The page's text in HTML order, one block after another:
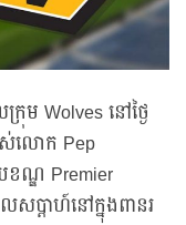
រុម Wolves នៅថ្ងៃ
ស់លោក Pep
ខណ្ឌ Premier
សប្តាហ៍នៅក្នុងពានរ